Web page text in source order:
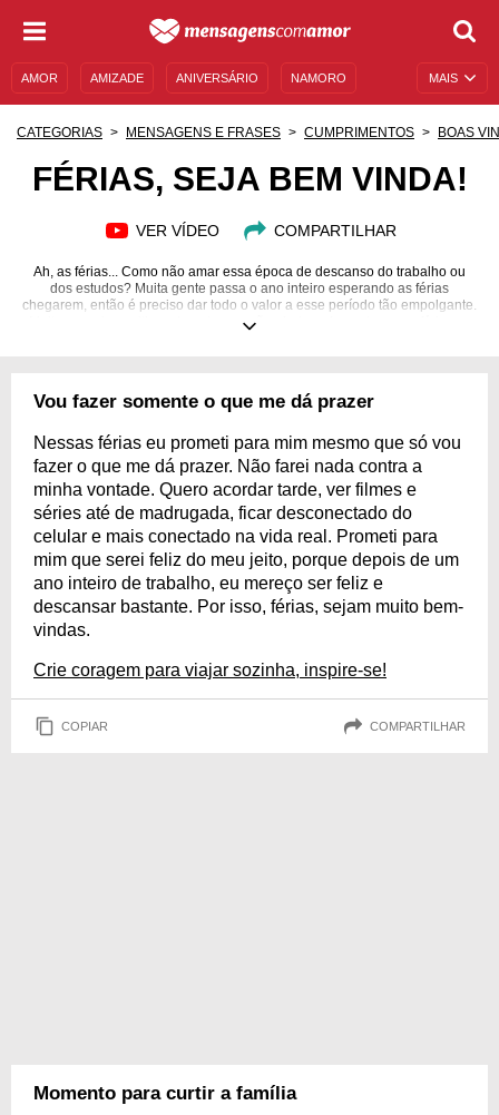
MAIS
AMOR AMIZADE ANIVERSÁRIO NAMORO
UNIVERSO FEMININO
CATEGORIAS MENSAGENS E FRASES CUMPRIMENTOS BOAS
FÉRIAS, SEJA BEM VINDA!
VER VÍDEO COMPARTILHAR
Ah, as férias... Como não amar essa época de descanso do trabalho ou
dos estudos? Muita gente passa o ano inteiro esperando as férias
chegarem, então é preciso dar todo o valor a esse período tão empolgante.
Muita energia positiva e bom humor vão ajudar a fazer das suas férias as
importante é viver as férias do seu jeito. Sejam muito bem-vindas, férias!
Vou fazer somente o que me dá prazer
Nessas férias eu prometi para mim mesmo que só vou
fazer o que me dá prazer. Não farei nada contra a
minha vontade. Quero acordar tarde, ver filmes e
séries até de madrugada, ficar desconectado do
celular e mais conectado na vida real. Prometi para
mim que serei feliz do meu jeito, porque depois de um
ano inteiro de trabalho, eu mereço ser feliz e
descansar bastante. Por isso, férias, sejam muito bem-
vindas.
Crie coragem para viajar sozinha, inspire-se!
COPIAR COMPARTILHAR
Momento para curtir a família